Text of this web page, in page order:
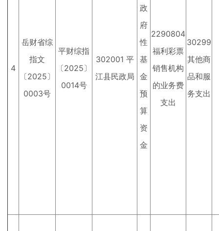
4
岳财省综
指文
〔2025〕
0003号
平财综指
〔2025〕
0014号
302001 平
江县民政局
政
府
性
基
金
预
算
资
金
2290804
福利彩票
销售机构
的业务费
支出
30299
其他商
品和服
务支出